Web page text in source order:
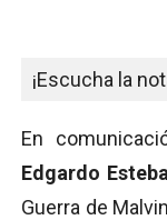
¡Escucha la
En
Edgardo
Guerra de